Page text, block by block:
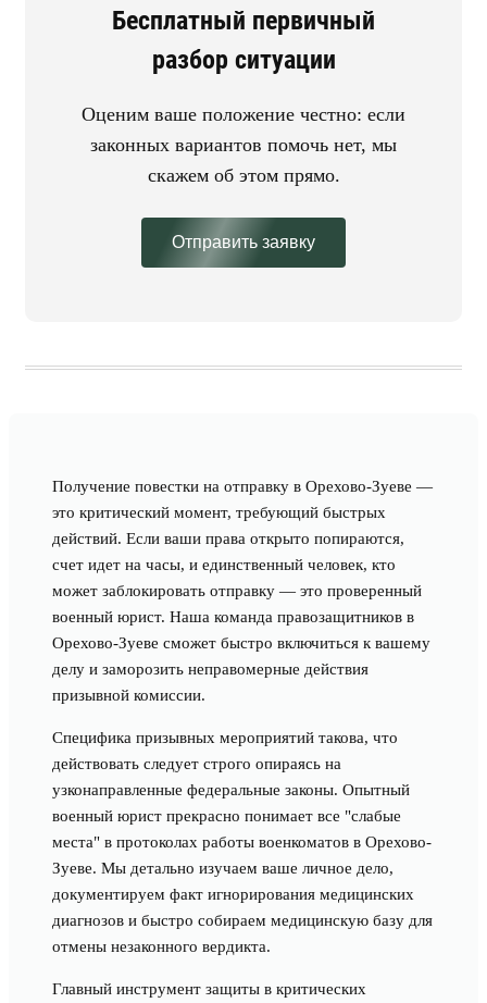
Бесплатный первичный
разбор ситуации
Оценим ваше положение честно: если
законных вариантов помочь нет, мы
скажем об этом прямо.
Отправить заявку
Получение повестки на отправку в Орехово-Зуеве —
это критический момент, требующий быстрых
действий. Если ваши права открыто попираются,
счет идет на часы, и единственный человек, кто
может заблокировать отправку — это проверенный
военный юрист. Наша команда правозащитников в
Орехово-Зуеве сможет быстро включиться к вашему
делу и заморозить неправомерные действия
призывной комиссии.
Специфика призывных мероприятий такова, что
действовать следует строго опираясь на
узконаправленные федеральные законы. Опытный
военный юрист прекрасно понимает все "слабые
места" в протоколах работы военкоматов в Орехово-
Зуеве. Мы детально изучаем ваше личное дело,
документируем факт игнорирования медицинских
диагнозов и быстро собираем медицинскую базу для
отмены незаконного вердикта.
Главный инструмент защиты в критических